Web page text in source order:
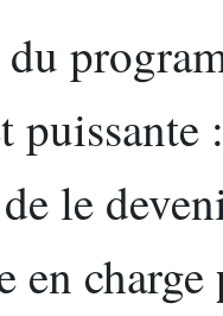
puissante
le
en charge